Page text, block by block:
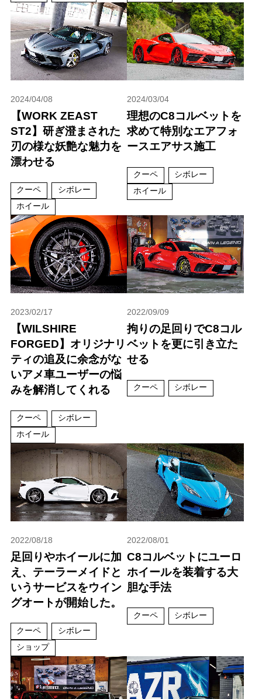
2024/04/08
【WORK ZEAST
ST2】研ぎ澄まされた
刃の様な妖艶な魅力を
漂わせる
クーペ
シボレー
ホイール
2024/03/04
理想のC8コルベットを
求めて特別なエアフォ
ースエアサス施工
クーペ
シボレー
ホイール
2023/02/17
【WILSHIRE
FORGED】オリジナリ
ティの追及に余念がな
いアメ車ユーザーの悩
みを解消してくれる
クーペ
シボレー
ホイール
2022/09/09
拘りの足回りでC8コル
ベットを更に引き立た
せる
クーペ シボレー
2022/08/18
足回りやホイールに加
え、テーラーメイドと
いうサービスをウイン
グオートが開始した。
クーペ
シボレー
ショップ
2022/08/01
C8コルベットにユーロ
ホイールを装着する大
胆な手法
クーペ シボレー